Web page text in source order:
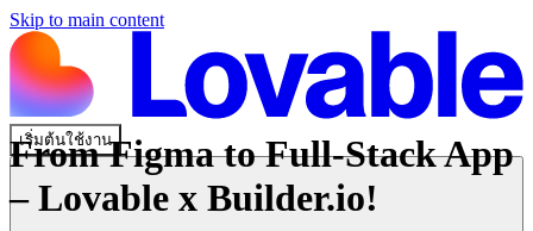
Skip to main content
เริ่มต้นใช้งาน
From Figma to Full-Stack App
– Lovable x Builder.io!